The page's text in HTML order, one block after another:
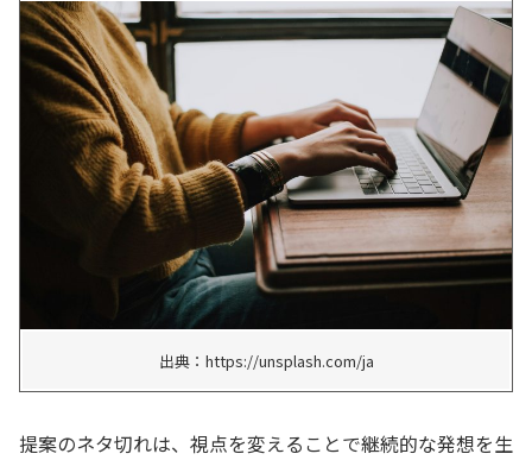
出典：https://unsplash.com/ja
提案のネタ切れは、視点を変えることで継続的な発想を生